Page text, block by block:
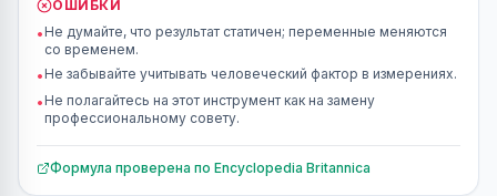
ОШИБКИ
• Не думайте, что результат статичен; переменные меняются
со временем.
• Не забывайте учитывать человеческий фактор в измерениях.
• Не полагайтесь на этот инструмент как на замену
профессиональному совету.
Формула проверена по Encyclopedia Britannica